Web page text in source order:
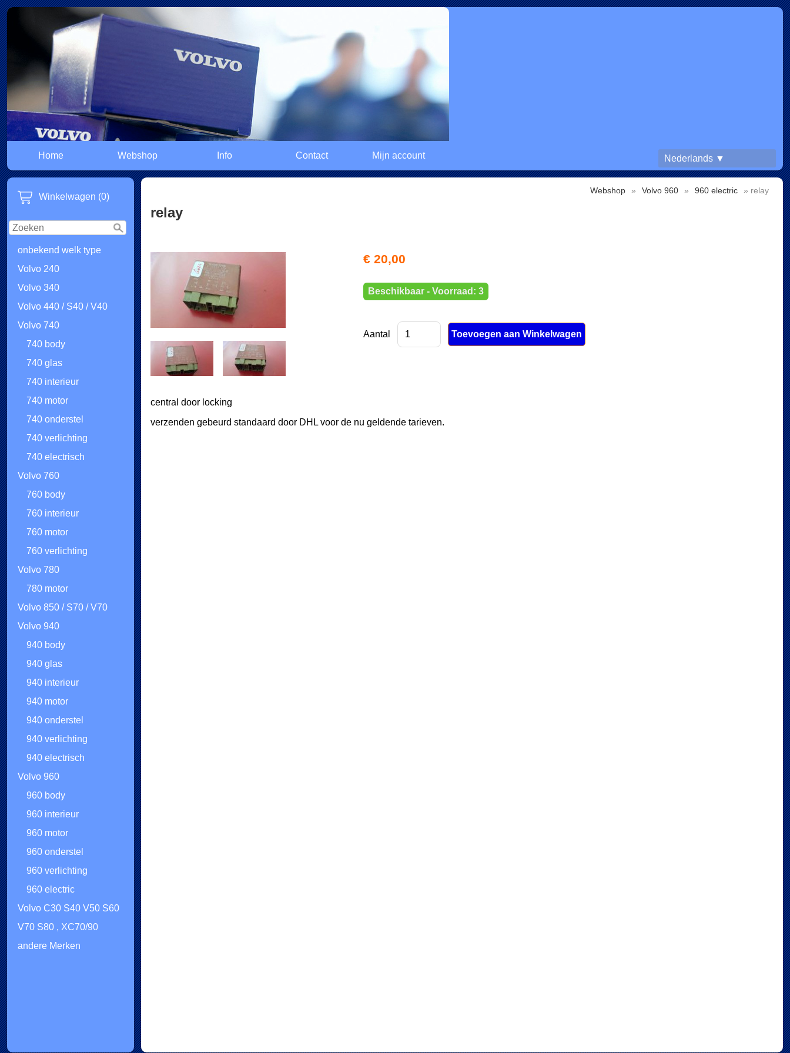
Nederlands ▼
Home Webshop Info Contact Mijn account
Winkelwagen (0)
onbekend welk type
Volvo 240
Volvo 340
Volvo 440 / S40 / V40
Volvo 740
740 body
740 glas
740 interieur
740 motor
740 onderstel
740 verlichting
740 electrisch
Volvo 760
760 body
760 interieur
760 motor
760 verlichting
Volvo 780
780 motor
Volvo 850 / S70 / V70
Volvo 940
940 body
940 glas
940 interieur
940 motor
940 onderstel
940 verlichting
940 electrisch
Volvo 960
960 body
960 interieur
960 motor
960 onderstel
960 verlichting
960 electric
Volvo C30 S40 V50 S60
V70 S80 , XC70/90
andere Merken
Webshop » Volvo 960 » 960 electric » relay
relay
€ 20,00
Beschikbaar - Voorraad: 3
Aantal
central door locking
verzenden gebeurd standaard door DHL voor de nu geldende tarieven.